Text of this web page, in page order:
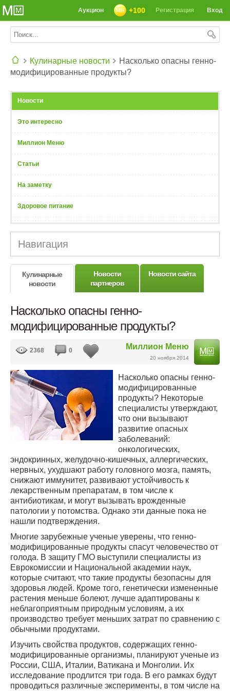
Вход
Регистрация
+100
Аукцион
Кулинарные новости
Насколько опасны генно-
модифицированные продукты?
Новости
Это интересно
Миллион Меню
Статьи
На заметку
Здоровое питание
Навигация
Кулинарные
новости
Новости
партнеров
Новости сайта
Насколько опасны генно-
модифицированные продукты?
Миллион Меню
20 ноября 2014
2368 0
Насколько опасны генно-
модифицированные
продукты? Некоторые
специалисты утверждают,
что они вызывают
развитие опасных
заболеваний:
онкологических,
эндокринных, желудочно-кишечных, аллергических,
нервных, ухудшают работу головного мозга, память,
снижают иммунитет, развивают устойчивость к
лекарственным препаратам, в том числе к
антибиотикам, и могут вызывать врожденные
патологии у потомства. Однако эти данные пока не
нашли подтверждения.
Многие зарубежные ученые уверены, что генно-
модифицированные продукты спасут человечество от
голода. В защиту ГМО выступили специалисты из
Еврокомиссии и Национальной академии наук,
которые считают, что такие продукты безопасны для
здоровья людей. Кроме того, генетически измененные
растения меньше болеют, лучше адаптированы к
неблагоприятным природным условиям, а их
производство требует меньших затрат по сравнению с
обычными продуктами.
Изучить свойства продуктов, содержащих генно-
модифицированные организмы, планируют ученые из
России, США, Италии, Ватикана и Монголии. Их
исследование продлится три года. В его рамках будут
проводиться различные эксперименты, в том числе на